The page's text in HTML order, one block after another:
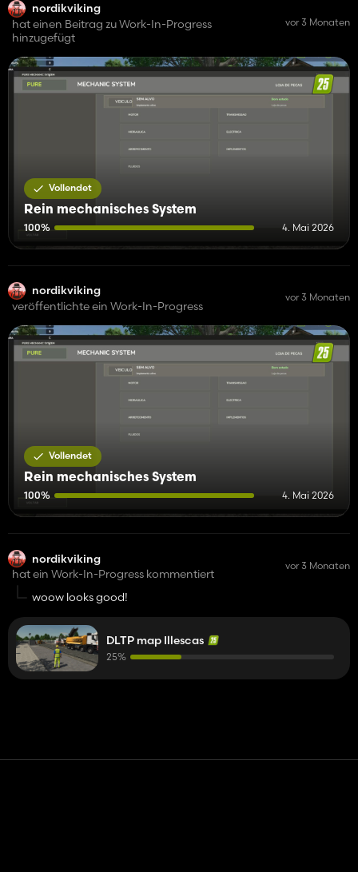
nordikviking
hat einen Beitrag zu Work-In-Progress
hinzugefügt
vor 3 Monaten
Vollendet
Rein mechanisches System
100% 4. Mai 2026
nordikviking
veröffentlichte ein Work-In-Progress
vor 3 Monaten
Vollendet
Rein mechanisches System
100% 4. Mai 2026
nordikviking
hat ein Work-In-Progress kommentiert
vor 3 Monaten
woow looks good!
DLTP map Illescas
25%